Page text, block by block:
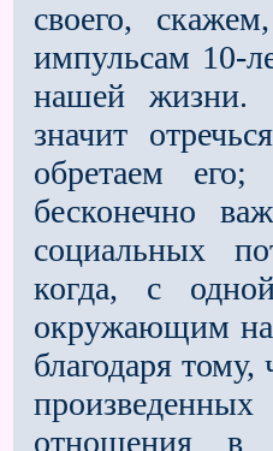
своего,
импульсам 10-
нашей жизни.
значит
обретаем
бесконечно
социальных
когда, с
окружающим
благодаря
отношения в